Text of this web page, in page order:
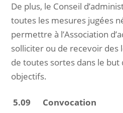
De plus, le Conseil
toutes les mesures jugées
permettre à l’Association
solliciter ou de recevoir des
de toutes sortes dans le
objectifs.
5.09 Convocation